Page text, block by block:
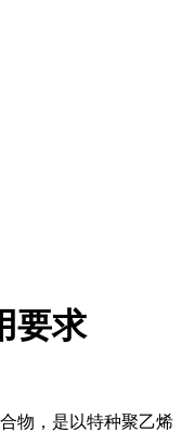
要求
物，是以特种聚乙烯